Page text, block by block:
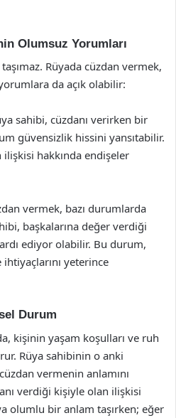
Olumsuz Yorumları
Rüyada cüzdan vermek,
da açık olabilir:
sahibi, cüzdanı verirken bir
güvensizlik hissini yansıtabilir.
hakkında endişeler
vermek, bazı durumlarda
başkalarına değer verdiği
ediyor olabilir. Bu durum,
yeterince
Durum
kişinin yaşam koşulları ve ruh
Rüya sahibinin o anki
vermenin anlamını
verdiği kişiyle olan ilişkisi
olumlu bir anlam taşırken; eğer